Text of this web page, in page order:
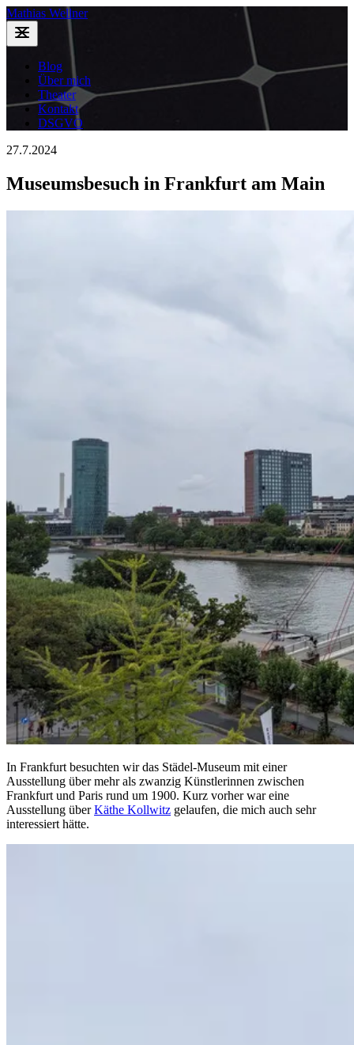
Mathias Wellner
Blog
Über mich
Theater
Kontakt
DSGVO
27.7.2024
Museumsbesuch in Frankfurt am Main
In Frankfurt besuchten wir das Städel-Museum mit einer
Ausstellung über mehr als zwanzig Künstlerinnen zwischen
Frankfurt und Paris rund um 1900. Kurz vorher war eine
Ausstellung überKäthe Kollwitz gelaufen, die mich auch sehr
interessiert hätte.